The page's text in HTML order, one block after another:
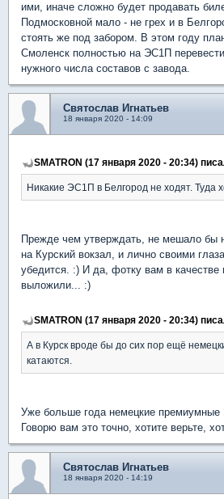
ими, иначе сложно будет продавать
Подмосковной мало - не грех и в
стоять же под забором. В этом году
Смоленск полностью на ЭС1П
нужного числа составов с завода.
Святослав Игнатьев
18 января 2020 - 14:09
SMATRON (17 января 2020 - 20:34)
Никакие ЭС1П в Белгород не ходят. Туда
Прежде чем утверждать, не мешало бы
на Курский вокзал, и лично своими
убедится. :) И да, фотку вам в качестве
выложили... :)
SMATRON (17 января 2020 - 20:34)
А в Курск вроде бы до сих пор ещё
катаются.
Уже больше года немецкие премиумные
Говорю вам это точно, хотите верьте,
Святослав Игнатьев
18 января 2020 - 14:19